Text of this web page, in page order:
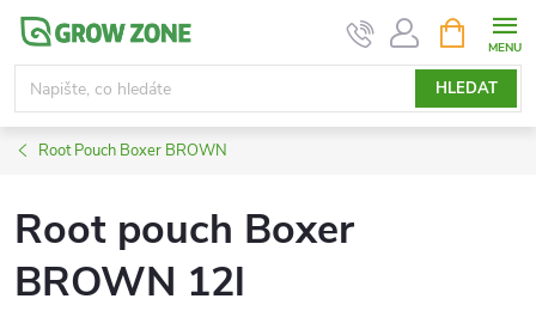
Přejít
obsah
HLEDAT
NÁKUPNÍ
KOŠÍK
Root Pouch Boxer BROWN
Root pouch Boxer
BROWN 12l